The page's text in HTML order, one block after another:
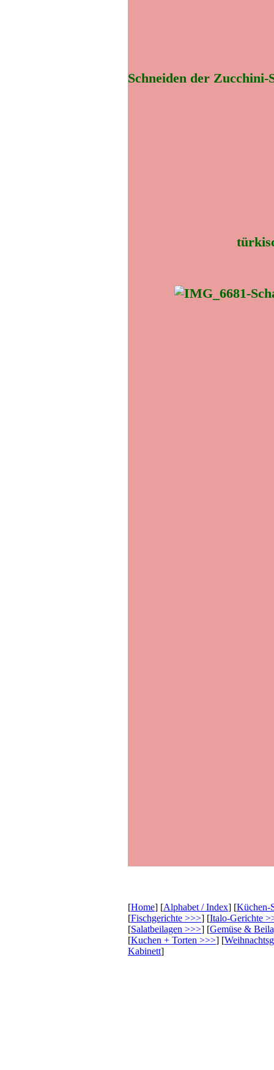
Schneiden der Zucchini-
[Home] [Alphabet / Index] [Küchen-
[Fischgerichte >>>] [Italo-Gerichte
[Salatbeilagen >>>] [Gemüse &
[Kuchen + Torten >>>] [
Kabinett]